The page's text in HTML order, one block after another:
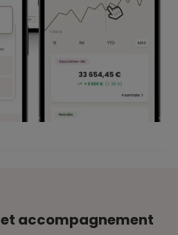
et accompagnement